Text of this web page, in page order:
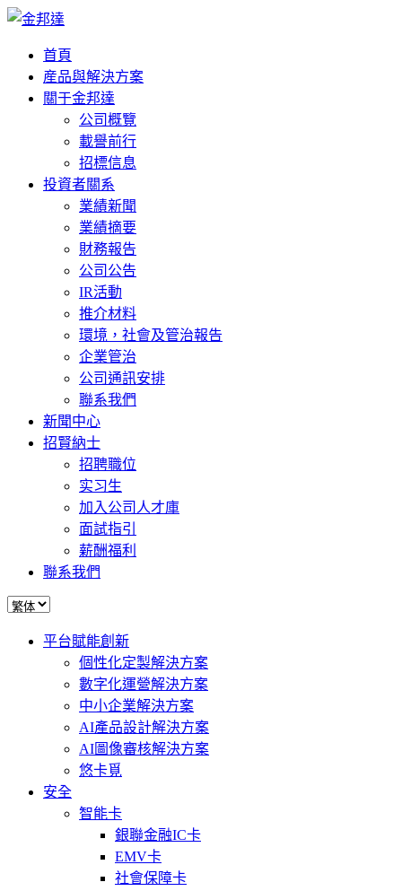
首頁
産品與解決方案
關于金邦達
公司概覽
載譽前行
招標信息
投資者關系
業績新聞
業績摘要
財務報告
公司公告
IR活動
推介材料
環境，社會及管治報告
企業管治
公司通訊安排
聯系我們
新聞中心
招賢納士
招聘職位
实习生
加入公司人才庫
面試指引
薪酬福利
聯系我們
平台賦能創新
個性化定製解決方案
數字化運營解決方案
中小企業解決方案
AI產品設計解決方案
AI圖像審核解決方案
悠卡覓
安全
智能卡
銀聯金融IC卡
EMV卡
社會保障卡